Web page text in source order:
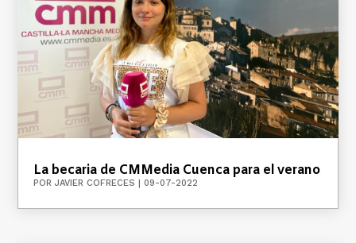
La becaria de CMMedia Cuenca para el verano
PORJAVIER COFRECES 09-07-2022